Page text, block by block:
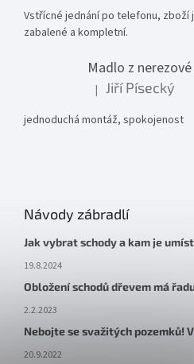
Vstřícné jednání po telefonu, zboží
zabalené a kompletní.
Hodnocení produktu
| Jiří Písecký
jednoduchá montáž, spokojenost
Návody zábradlí
Jak vybrat schody a kam je
19.8.2024
Obložení schodů dřevem má
2.2.2023
Nebojte se svažitých pozemků!
20.9.2022